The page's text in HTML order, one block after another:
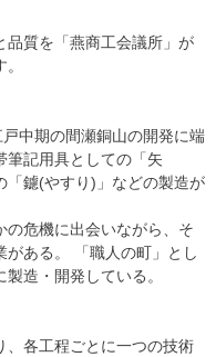
品質を「燕商工会議所」が
中期の間瀬銅山の開発に端
筆記用具としての「矢
「鑢(やすり)」などの製造が
の危機に出会いながら、そ
ある。 「職人の町」とし
造・開発している。
、各工程ごとに一つの技術